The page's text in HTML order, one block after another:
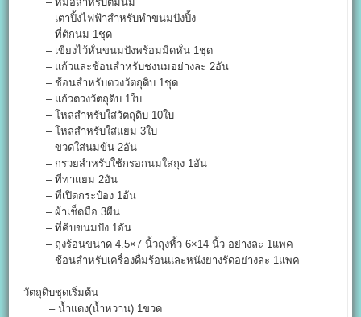
– เตาปิ้งไฟฟ้าสำหรับทำขนมปังปิ้ง
– ที่ตักนม 1ชุด
– เขียงไว้หั่นขนมปังพร้อมมีดหั่น 1ชุด
– แก้วและช้อนสำหรับชงนมอย่างละ 2อัน
– ช้อนสำหรับตวงวัตถุดิบ 1ชุด
– แก้วตวงวัตถุดิบ 1ใบ
– โหลสำหรับใส่วัตถุดิบ 10ใบ
– โหลสำหรับใส่แยม 3ใบ
– ขวดใส่นมข้น 2อัน
– กรวยสำหรับใช้กรอกนมใส่ถุง 1อัน
– ที่ทาแยม 2อัน
– ที่เปิดกระป๋อง 1อัน
– ผ้าเช็ดมือ 3ผืน
– ที่คีบขนมปัง 1อัน
– ถุงร้อนขนาด 4.5×7 นิ้วถุงหิ้ว 6×14 นิ้ว อย่างละ 1แพค
– ช้อนสำหรับเครื่องดื่มร้อนและหนังยางรัดอย่างละ 1แพค
วัตถุดิบชุดเริ่มต้น
– น้ำแดง(น้ำหวาน) 1ขวด